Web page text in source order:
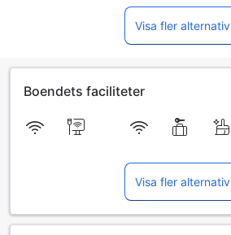
Visa fler alternativ
Boendets faciliteter
Visa fler alternativ